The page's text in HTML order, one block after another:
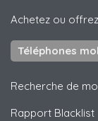
Achetez ou
Téléphones
Recherche de
Rapport Blacklist